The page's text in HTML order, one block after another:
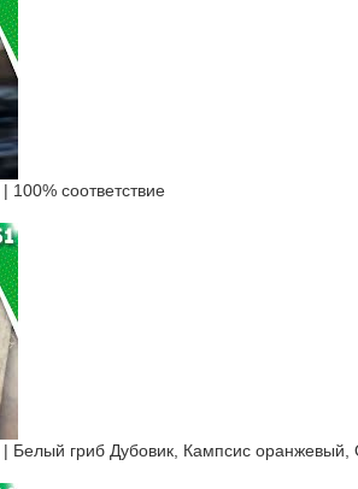
соответствие
гриб Дубовик, Кампсис оранжевый,